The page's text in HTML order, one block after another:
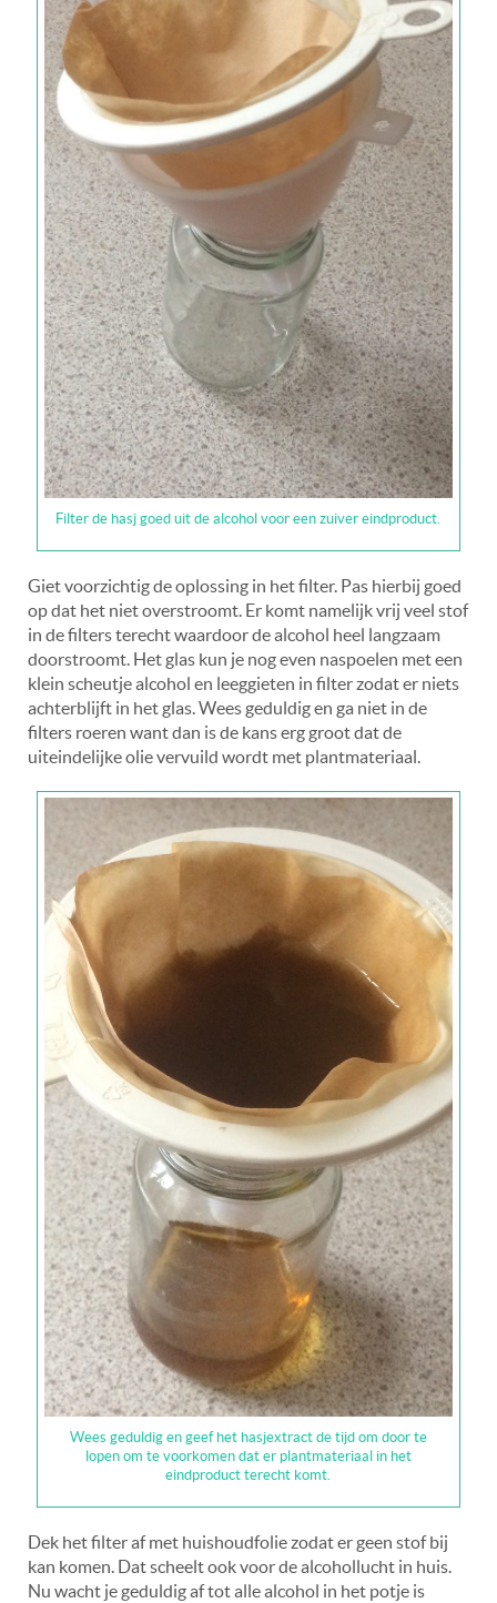
Filter de hasj goed uit de alcohol voor een zuiver eindproduct.
Giet voorzichtig de oplossing in het filter. Pas hierbij goed
op dat het niet overstroomt. Er komt namelijk vrij veel stof
in de filters terecht waardoor de alcohol heel langzaam
doorstroomt. Het glas kun je nog even naspoelen met een
klein scheutje alcohol en leeggieten in filter zodat er niets
achterblijft in het glas. Wees geduldig en ga niet in de
filters roeren want dan is de kans erg groot dat de
uiteindelijke olie vervuild wordt met plantmateriaal.
Wees geduldig en geef het hasjextract de tijd om door te
lopen om te voorkomen dat er plantmateriaal in het
eindproduct terecht komt.
Dek het filter af met huishoudfolie zodat er geen stof bij
kan komen. Dat scheelt ook voor de alcohollucht in huis.
Nu wacht je geduldig af tot alle alcohol in het potje is